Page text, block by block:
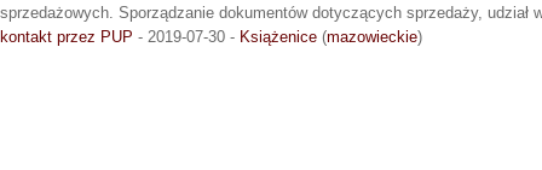
sprzedażowych. Sporządzanie dokumentów dotyczących sprzedaży, udział
kontakt przez PUP - 2019-07-30 - Książenice (mazowieckie)